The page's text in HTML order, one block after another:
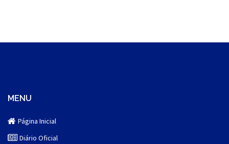
MENU
Página Inicial
Diário Oficial